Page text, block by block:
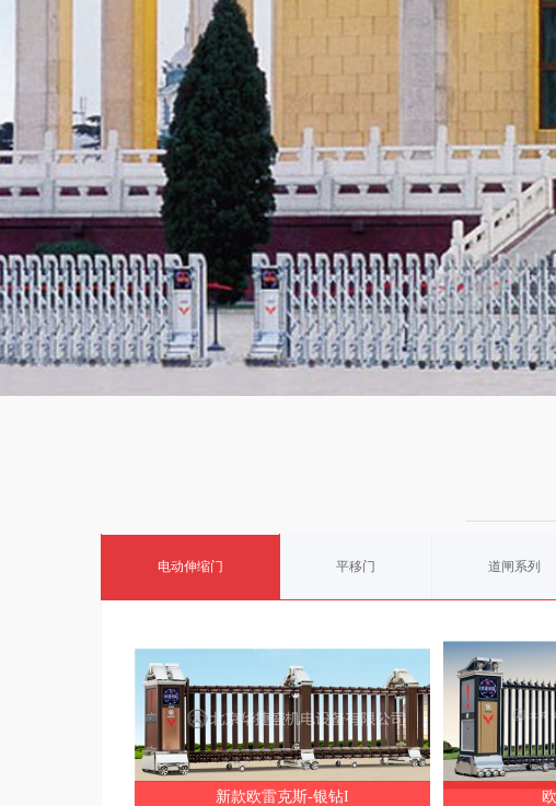
电动伸缩门 平移门 道闸系列
新款欧雷克斯-银钻I